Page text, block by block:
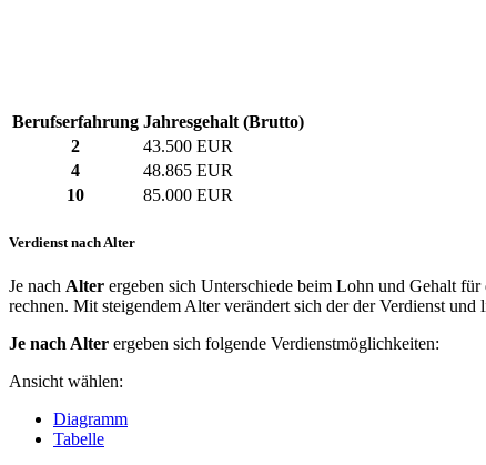
Berufserfahrung Jahresgehalt (Brutto)
2
43.500 EUR
4
48.865 EUR
10
85.000 EUR
Verdienst nach Alter
Je nach Alter ergeben sich Unterschiede beim Lohn und Gehalt
rechnen. Mit steigendem Alter verändert sich der der Verdienst und
Je nach Alter ergeben sich folgende Verdienstmöglichkeiten:
Ansicht wählen:
Diagramm
Tabelle